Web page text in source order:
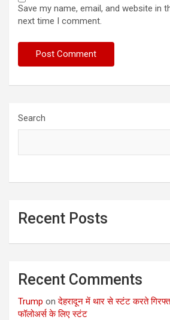
Save my name, email, and website in
next time I comment.
Search
Recent Posts
Recent Comments
Trump onदेहरादून में थार से स्टंट करते
फॉलोअर्स के लिए स्टंट